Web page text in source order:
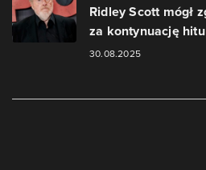
Ridley Scott mógł
za kontynuację
30.08.2025